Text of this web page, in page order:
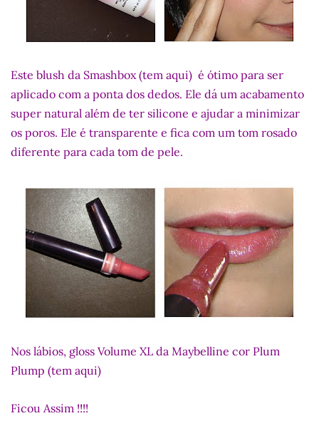
Este blush da Smashbox (tem aqui) é ótimo para ser
aplicado com a ponta dos dedos. Ele dá um acabamento
super natural além de ter silicone e ajudar a minimizar
os poros. Ele é transparente e fica com um tom rosado
diferente para cada tom de pele.
Nos lábios, gloss Volume XL da Maybelline cor Plum
Plump (tem aqui)
Ficou Assim !!!!